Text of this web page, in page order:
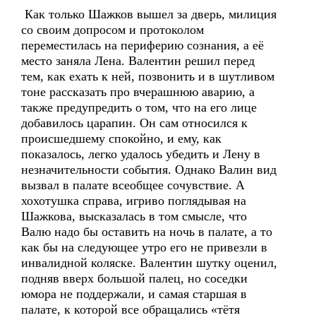
Как только Шажков вышел за дверь, милиция
со своим допросом и протоколом
переместилась на периферию сознания, а её
место заняла Лена. Валентин решил перед
тем, как ехать к ней, позвонить и в шутливом
тоне рассказать про вчерашнюю аварию, а
также предупредить о том, что на его лице
добавилось царапин. Он сам относился к
происшедшему спокойно, и ему, как
показалось, легко удалось убедить и Лену в
незначительности события. Однако Валин вид
вызвал в палате всеобщее сочувствие. А
хохотушка справа, игриво поглядывая на
Шажкова, высказалась в том смысле, что
Валю надо бы оставить на ночь в палате, а то
как бы на следующее утро его не привезли в
инвалидной коляске. Валентин шутку оценил,
подняв вверх большой палец, но соседки
юмора не поддержали, и самая старшая в
палате, к которой все обращались «тётя